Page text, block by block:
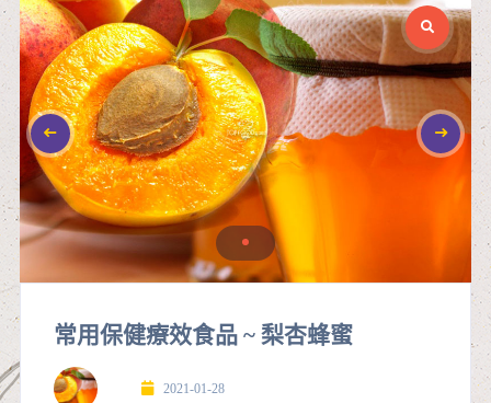
常用保健療效食品 ~ 梨杏蜂蜜
2021-01-28